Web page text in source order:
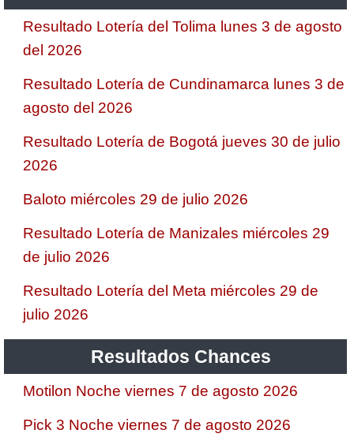
Resultado Lotería del Tolima lunes 3 de agosto
del 2026
Resultado Lotería de Cundinamarca lunes 3 de
agosto del 2026
Resultado Lotería de Bogotá jueves 30 de julio
2026
Baloto miércoles 29 de julio 2026
Resultado Lotería de Manizales miércoles 29
de julio 2026
Resultado Lotería del Meta miércoles 29 de
julio 2026
Resultados Chances
Motilon Noche viernes 7 de agosto 2026
Pick 3 Noche viernes 7 de agosto 2026